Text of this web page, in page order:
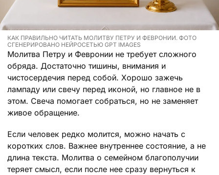
КАК ПРАВИЛЬНО ЧИТАТЬ МОЛИТВУ ПЕТРУ И ФЕВРОНИИ. ФОТО
СГЕНЕРИРОВАНО НЕЙРОСЕТЬЮ GPT IMAGES
Молитва Петру и Февронии не требует сложного
обряда. Достаточно тишины, внимания и
чистосердечия перед собой. Хорошо зажечь
лампаду или свечу перед иконой, но главное не в
этом. Свеча помогает собраться, но не заменяет
живое обращение.
Если человек редко молится, можно начать с
коротких слов. Важнее внутреннее состояние, а не
длина текста. Молитва о семейном благополучии
теряет смысл, если после нее сразу вернуться к